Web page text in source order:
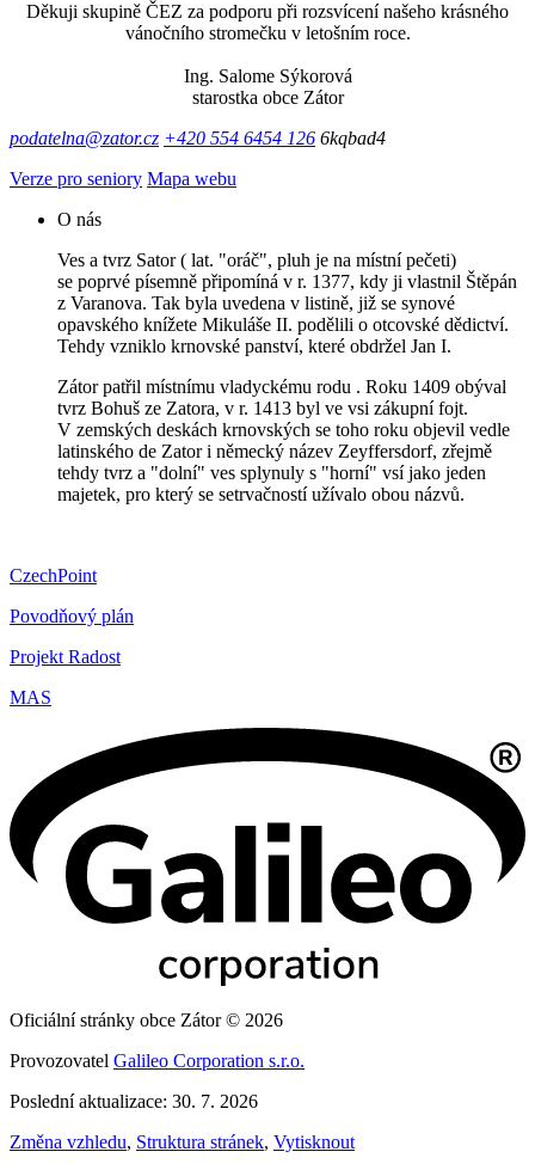
Děkuji skupině ČEZ za podporu při rozsvícení našeho krásného
vánočního stromečku v letošním roce.
Ing. Salome Sýkorová
starostka obce Zátor
podatelna@zator.cz +420 554 6454 126 6kqbad4
Verze pro seniory Mapa webu
O nás
Ves a tvrz Sator ( lat. "oráč", pluh je na místní pečeti)
se poprvé písemně připomíná v r. 1377, kdy ji vlastnil Štěpán
z Varanova. Tak byla uvedena v listině, již se synové
opavského knížete Mikuláše II. podělili o otcovské dědictví.
Tehdy vzniklo krnovské panství, které obdržel Jan I.
Zátor patřil místnímu vladyckému rodu . Roku 1409 obýval
tvrz Bohuš ze Zatora, v r. 1413 byl ve vsi zákupní fojt.
V zemských deskách krnovských se toho roku objevil vedle
latinského de Zator i německý název Zeyffersdorf, zřejmě
tehdy tvrz a "dolní" ves splynuly s "horní" vsí jako jeden
majetek, pro který se setrvačností užívalo obou názvů.
CzechPoint
Povodňový plán
Projekt Radost
MAS
Oficiální stránky obce Zátor © 2026
Provozovatel Galileo Corporation s.r.o.
Poslední aktualizace: 30. 7. 2026
Změna vzhledu, Struktura stránek, Vytisknout